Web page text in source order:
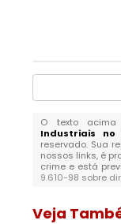
O texto
Industriais no
reservado. Sua
nossos links, é
crime e está
9.610-98 sobre
Veja